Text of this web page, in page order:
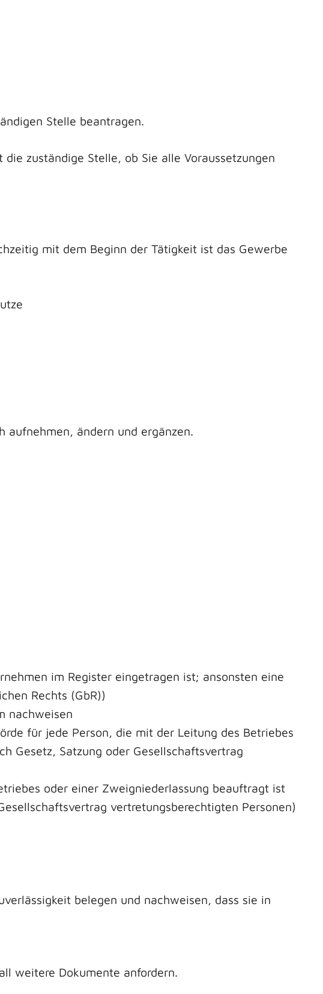
Stelle beantragen.
zuständige Stelle, ob Sie alle Voraussetzungen
mit dem Beginn der Tätigkeit ist das Gewerbe
aufnehmen, ändern und ergänzen.
im Register eingetragen ist; ansonsten eine
Rechts (GbR))
nachweisen
für jede Person, die mit der Leitung des Betriebes
Gesetz, Satzung oder Gesellschaftsvertrag
oder einer Zweigniederlassung beauftragt ist
vertretungsberechtigten Personen)
belegen und nachweisen, dass sie in
weitere Dokumente anfordern.